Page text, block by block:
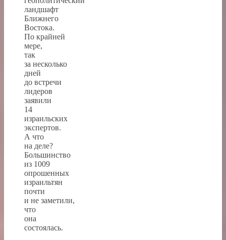
ландшафт
Ближнего
Востока.
По крайней
мере,
так
за несколько
дней
до встречи
лидеров
заявили
14
израильских
экспертов.
А что
на деле?
Большинство
из 1009
опрошенных
израильтян
почти
и не заметили,
что
она
состоялась.